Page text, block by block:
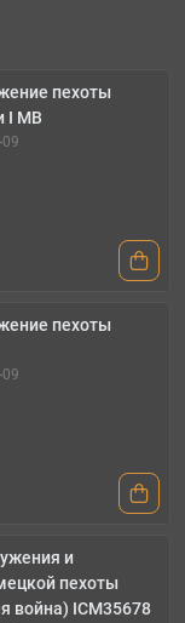
пехоты
І МВ
пехоты
и
пехоты
война) ICM35678